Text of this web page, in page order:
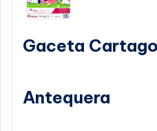
Gaceta
Antequera